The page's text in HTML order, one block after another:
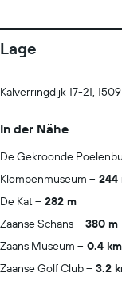
Lage
Kalverringdijk 17-21,
In der Nähe
De Gekroonde
Klompenmuseum
244
De Kat
282 m
Zaanse Schans
380 m
Zaans Museum
0.4 km
Zaanse Golf Club
3.2